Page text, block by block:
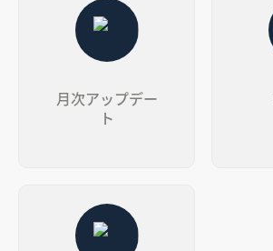
月次アップデー
ト